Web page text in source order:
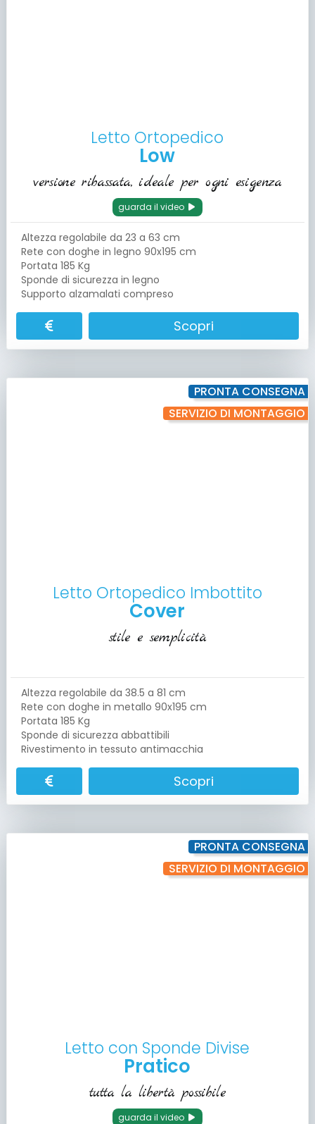
Letto Ortopedico
Low
versione ribassata, ideale per ogni esigenza
guarda il video
Altezza regolabile da 23 a 63 cm
Rete con doghe in legno 90x195 cm
Portata 185 Kg
Sponde di sicurezza in legno
Supporto alzamalati compreso
Scopri
PRONTA CONSEGNA
SERVIZIO DI MONTAGGIO
Letto Ortopedico Imbottito
Cover
stile e semplicità
Altezza regolabile da 38.5 a 81 cm
Rete con doghe in metallo 90x195 cm
Portata 185 Kg
Sponde di sicurezza abbattibili
Rivestimento in tessuto antimacchia
Scopri
PRONTA CONSEGNA
SERVIZIO DI MONTAGGIO
Letto con Sponde Divise
Pratico
tutta la libertà possibile
guarda il video